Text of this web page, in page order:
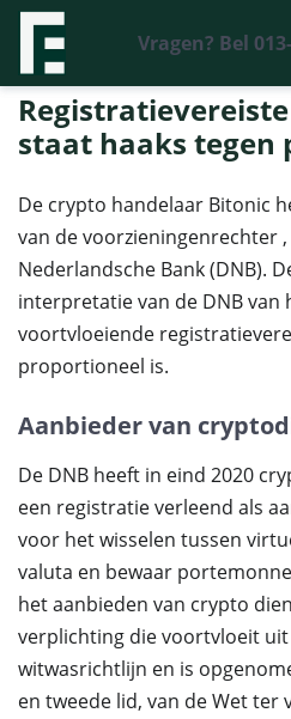
Vragen? Bel
Financieel Recht Advocaten >
Wwft staat haaks tegen privacyregeling
staat haaks tegen
De crypto handelaar Bitonic
van de voorzieningenrechter ,
Nederlandsche Bank (DNB).
interpretatie van de DNB van
voortvloeiende
proportioneel is.
Aanbieder van
De DNB heeft in eind 2020
een registratie verleend als
voor het wisselen tussen
valuta en bewaar
het aanbieden van crypto
verplichting die voortvloeit
witwasrichtlijn en is
en tweede lid, van de Wet ter